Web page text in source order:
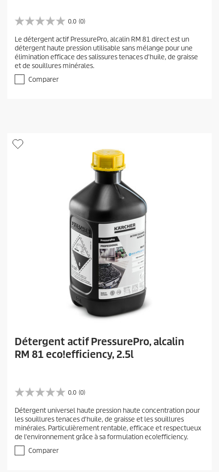
0.0 (0)
0
0
s
u
r
é
s
.
Le détergent actif PressurePro, alcalin RM 81 direct est un
détergent haute pression utilisable sans mélange pour une
élimination efficace des salissures tenaces d'huile, de graisse
et de souillures minérales.
Comparer
Détergent actif PressurePro, alcalin
RM 81 eco!efficiency, 2.5l
0.0 (0)
0
0
s
u
r
é
Détergent universel haute pression haute concentration pour
les souillures tenaces d'huile, de graisse et les souillures
minérales. Particulièrement rentable, efficace et respectueux
de l'environnement grâce à sa formulation eco!efficiency.
Comparer